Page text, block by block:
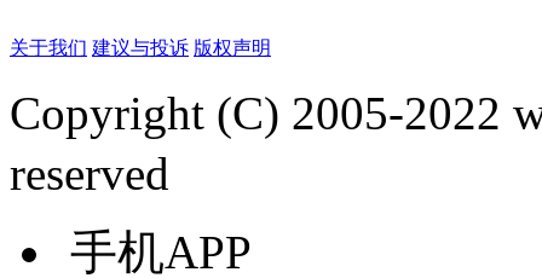
关于我们 建议与投诉 版权声明
Copyright (C) 2005-2022
reserved
手机APP